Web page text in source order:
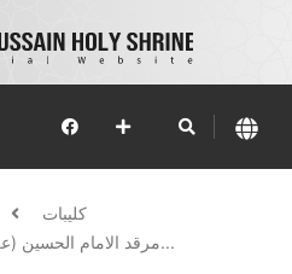
كليبات
مرقد الامام الحسين (عليه السلام) شهد توافد المعزين...